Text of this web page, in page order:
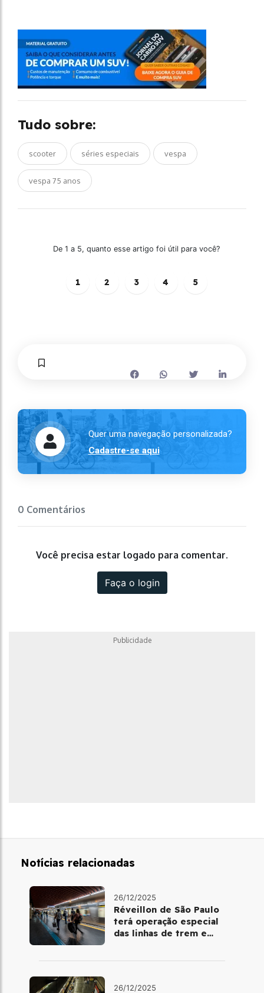
Tudo sobre:
scooter séries especiais vespa
vespa 75 anos
De 1 a 5, quanto esse artigo foi útil para você?
1 2 3 4 5
Quer uma navegação personalizada?
Cadastre-se aqui
0 Comentários
Você precisa estar logado para comentar.
Faça o login
Publicidade
Notícias relacionadas
26/12/2025
Réveillon de São Paulo
terá operação especial
das linhas de trem e
26/12/2025